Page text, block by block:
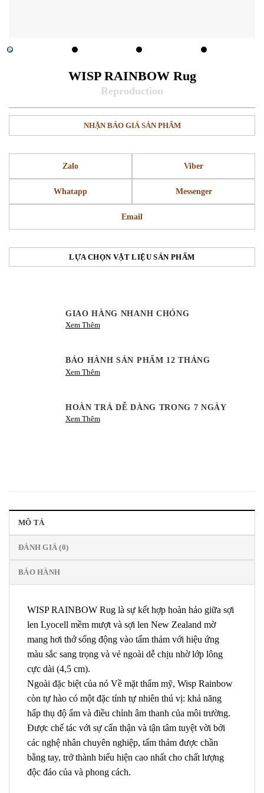
WISP RAINBOW Rug
NHẬN BÁO GIÁ SẢN PHẨM
Zalo Viber
Whatapp Messenger
Email
LỰA CHỌN VẬT LIỆU SẢN PHẨM
GIAO HÀNG NHANH CHÓNG
Xem Thêm
BẢO HÀNH SẢN PHẨM 12 THÁNG
Xem Thêm
HOÀN TRẢ DỄ DÀNG TRONG 7 NGÀY
Xem Thêm
MÔ TẢ
ĐÁNH GIÁ (0)
BẢO HÀNH
WISP RAINBOW Rug là sự kết hợp hoàn hảo giữa sợi
len Lyocell mềm mượt và sợi len New Zealand mờ
mang hơi thở sống động vào tấm thảm với hiệu ứng
màu sắc sang trọng và vẻ ngoài dễ chịu nhờ lớp lông
cực dài (4,5 cm).
‎Ngoài đặc biệt của nó Về mặt thẩm mỹ, Wisp Rainbow
còn tự hào có một đặc tính tự nhiên thú vị: khả năng
hấp thụ độ ẩm và điều chỉnh âm thanh của môi trường.
Được chế tác với sự cẩn thận và tận tâm tuyệt vời bởi
các nghệ nhân chuyên nghiệp, tấm thảm được chần
bằng tay, trở thành biểu hiện cao nhất cho chất lượng
độc đáo của và phong cách.